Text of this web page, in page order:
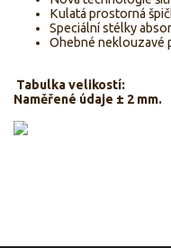
Kulatá prostorná
Speciální stélky
Ohebné neklouzavé
Tabulka velikostí:
Naměřené údaje ± 2 mm.